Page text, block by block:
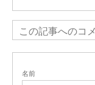
この記事へのコ
名前